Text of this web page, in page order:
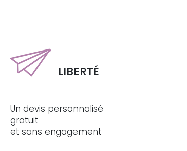
LIBERTÉ
Un devis personnalisé
gratuit
et sans engagement